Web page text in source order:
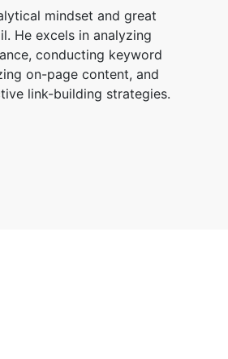
Copy Link
mindset and great
He excels in analyzing
conducting keyword
on-page content, and
link-building strategies.